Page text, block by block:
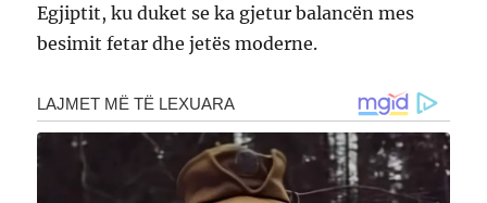
Egjiptit, ku duket se ka gjetur balancën mes
besimit fetar dhe jetës moderne.